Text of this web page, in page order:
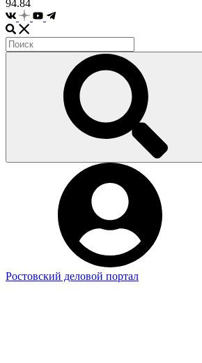
94.84
Ростовский деловой портал